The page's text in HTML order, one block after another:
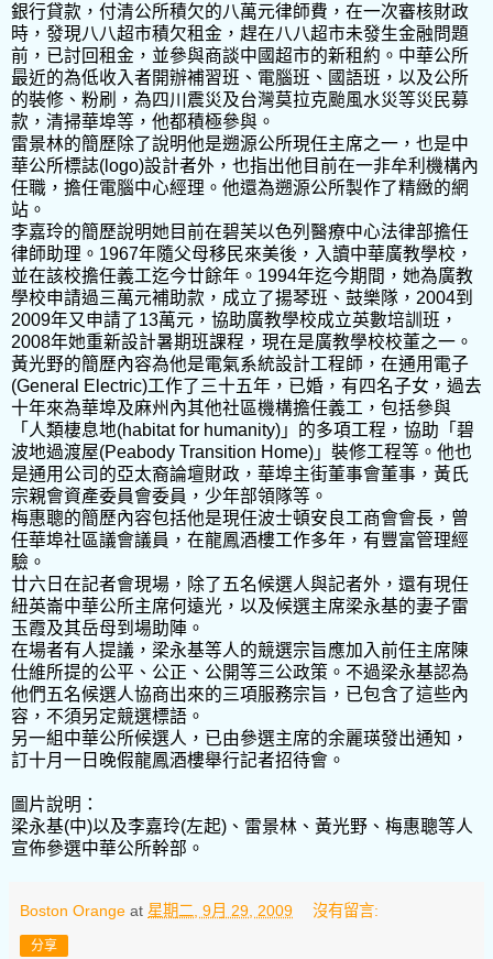
銀行貸款，付清公所積欠的八萬元律師費，在一次審核財政
時，發現八八超市積欠租金，趕在八八超市未發生金融問題
前，已討回租金，並參與商談中國超市的新租約。中華公所
最近的為低收入者開辦補習班、電腦班、國語班，以及公所
的裝修、粉刷，為四川震災及台灣莫拉克颱風水災等災民募
款，清掃華埠等，他都積極參與。
雷景林的簡歷除了說明他是遡源公所現任主席之一，也是中
華公所標誌(logo)設計者外，也指出他目前在一非牟利機構內
任職，擔任電腦中心經理。他還為遡源公所製作了精緻的網
站。
李嘉玲的簡歷說明她目前在碧芙以色列醫療中心法律部擔任
律師助理。1967年隨父母移民來美後，入讀中華廣教學校，
並在該校擔任義工迄今廿餘年。1994年迄今期間，她為廣教
學校申請過三萬元補助款，成立了揚琴班、鼓樂隊，2004到
2009年又申請了13萬元，協助廣教學校成立英數培訓班，
2008年她重新設計暑期班課程，現在是廣教學校校董之一。
黃光野的簡歷內容為他是電氣系統設計工程師，在通用電子
(General Electric)工作了三十五年，已婚，有四名子女，過去
十年來為華埠及麻州內其他社區機構擔任義工，包括參與
「人類棲息地(habitat for humanity)」的多項工程，協助「碧
波地過渡屋(Peabody Transition Home)」裝修工程等。他也
是通用公司的亞太裔論壇財政，華埠主街董事會董事，黃氏
宗親會資產委員會委員，少年部領隊等。
梅惠聰的簡歷內容包括他是現任波士頓安良工商會會長，曾
任華埠社區議會議員，在龍鳳酒樓工作多年，有豐富管理經
驗。
廿六日在記者會現場，除了五名候選人與記者外，還有現任
紐英崙中華公所主席何遠光，以及候選主席梁永基的妻子雷
玉霞及其岳母到場助陣。
在場者有人提議，梁永基等人的競選宗旨應加入前任主席陳
仕維所提的公平、公正、公開等三公政策。不過梁永基認為
他們五名候選人協商出來的三項服務宗旨，已包含了這些內
容，不須另定競選標語。
另一組中華公所候選人，已由參選主席的余麗瑛發出通知，
訂十月一日晚假龍鳳酒樓舉行記者招待會。
圖片說明：
梁永基(中)以及李嘉玲(左起)、雷景林、黃光野、梅惠聰等人
宣佈參選中華公所幹部。
Boston Orange at 星期二, 9月 29, 2009 沒有留言:
分享